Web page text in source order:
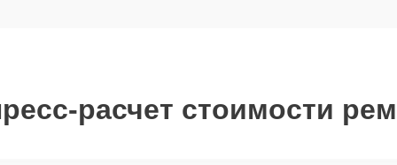
расчет стоимости